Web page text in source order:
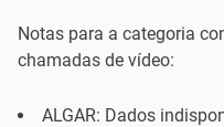
Notas para a categoria
chamadas de vídeo:
ALGAR: Dados